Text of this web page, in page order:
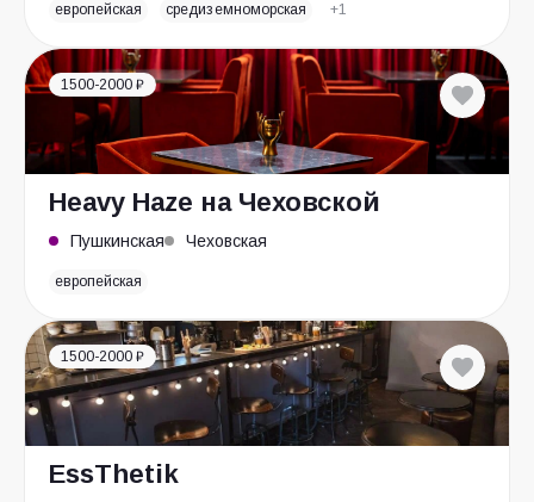
европейская средиземноморская +1
1500-2000 ₽
Heavy Haze на Чеховской
Пушкинская Чеховская
европейская
1500-2000 ₽
EssThetik